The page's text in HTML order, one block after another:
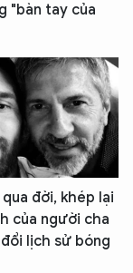
"bàn tay của
đời, khép lại
của người cha
lịch sử bóng